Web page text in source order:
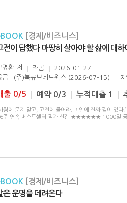
[경제/비즈니스]
전이 답했다 마땅히 살아야 할 삶에 대하
명환 저 라곰
2026-01-27
급 : (주)북큐브네트웍스 (2026-07-15)
출 0/5 예약 0/3 누적대출 1
람에 묻지 말고, 고전에 물어라.그 안에 진짜 길이
주 연속 베스트셀러 작가 신간 ★★★★★★ 1000일 긍
[경제/비즈니스]
은 운명을 데려온다